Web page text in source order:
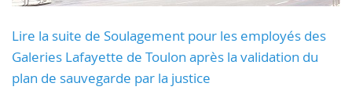
Lire la suite de Soulagement pour les employés des
Galeries Lafayette de Toulon après la validation du
plan de sauvegarde par la justice